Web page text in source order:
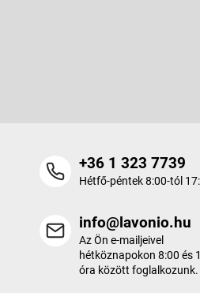
+36 1 323 7739
Hétfő-péntek 8:00-tól
info@lavonio.hu
Az Ön e-mailjeivel
hétköznapokon 8:00 és
óra között foglalkozunk.